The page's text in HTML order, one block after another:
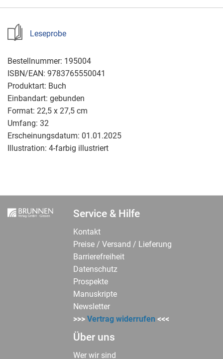
Leseprobe
Bestellnummer: 195004
ISBN/EAN: 9783765550041
Produktart: Buch
Einbandart: gebunden
Format: 22,5 x 27,5 cm
Umfang: 32
Erscheinungsdatum: 01.01.2025
Illustration: 4-farbig illustriert
Service & Hilfe
Kontakt
Preise / Versand / Lieferung
Barrierefreiheit
Datenschutz
Prospekte
Manuskripte
Newsletter
>>>Vertrag widerrufen <<<
Über uns
Wer wir sind